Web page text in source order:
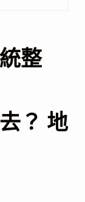
整
？ 地